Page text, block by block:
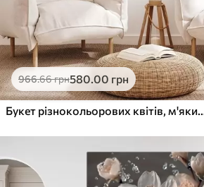
966.66грн580 .00 грн